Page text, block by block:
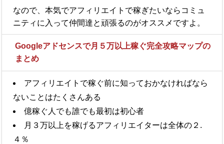
なので、本気でアフィリエイトで稼ぎたいならコミュ
ニティに入って仲間達と頑張るのがオススメですよ。
Googleアドセンスで月５万以上稼ぐ完全攻略マップの
まとめ
アフィリエイトで稼ぐ前に知っておかなければなら
ないことはたくさんある
億稼ぐ人でも誰でも最初は初心者
月３万以上を稼げるアフィリエイターは全体の２.
４％